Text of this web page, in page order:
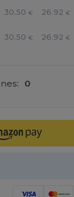
30.50 € 26.92 €
30.50 € 26.92 €
0